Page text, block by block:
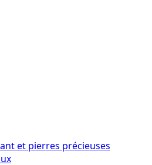
et pierres précieuses